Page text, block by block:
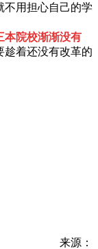
不用担心自己的学
本院校渐渐没有
趁着还没有改革的
来源：